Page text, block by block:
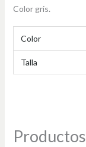
Color gris.
Color
Talla